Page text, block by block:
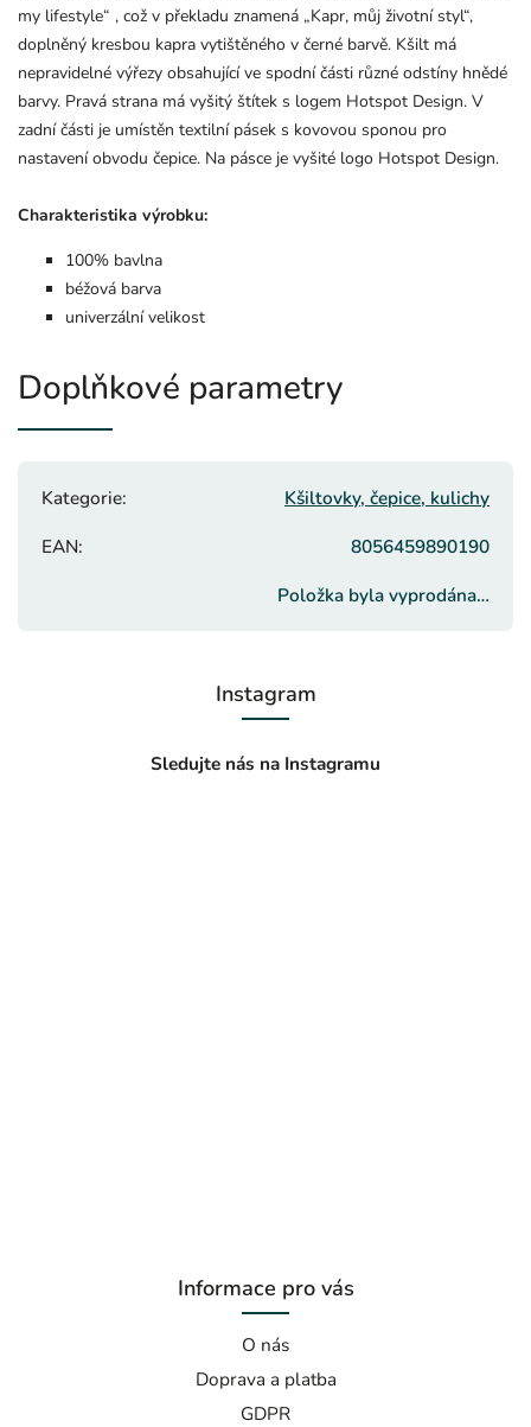
my lifestyle“ , což v překladu znamená „Kapr, můj životní styl“,
doplněný kresbou kapra vytištěného v černé barvě. Kšilt má
nepravidelné výřezy obsahující ve spodní části různé odstíny hnědé
barvy. Pravá strana má vyšitý štítek s logem Hotspot Design. V
zadní části je umístěn textilní pásek s kovovou sponou pro
nastavení obvodu čepice. Na pásce je vyšité logo Hotspot Design.
Charakteristika výrobku:
100% bavlna
béžová barva
univerzální velikost
Doplňkové parametry
Kategorie:
Kšiltovky, čepice, kulichy
EAN:
8056459890190
Položka byla vyprodána…
Instagram
Sledujte nás na Instagramu
Informace pro vás
O nás
Doprava a platba
GDPR